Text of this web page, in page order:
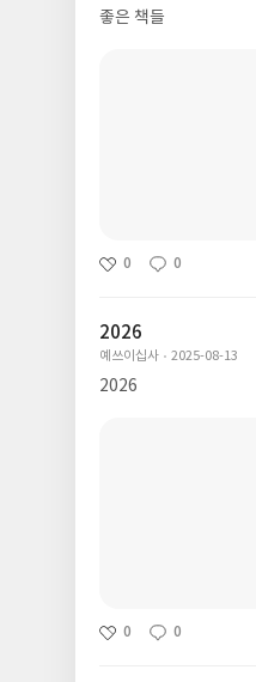
좋은 책들
0 0
2026
예쓰이십사 2025-08-13
2026
0 0